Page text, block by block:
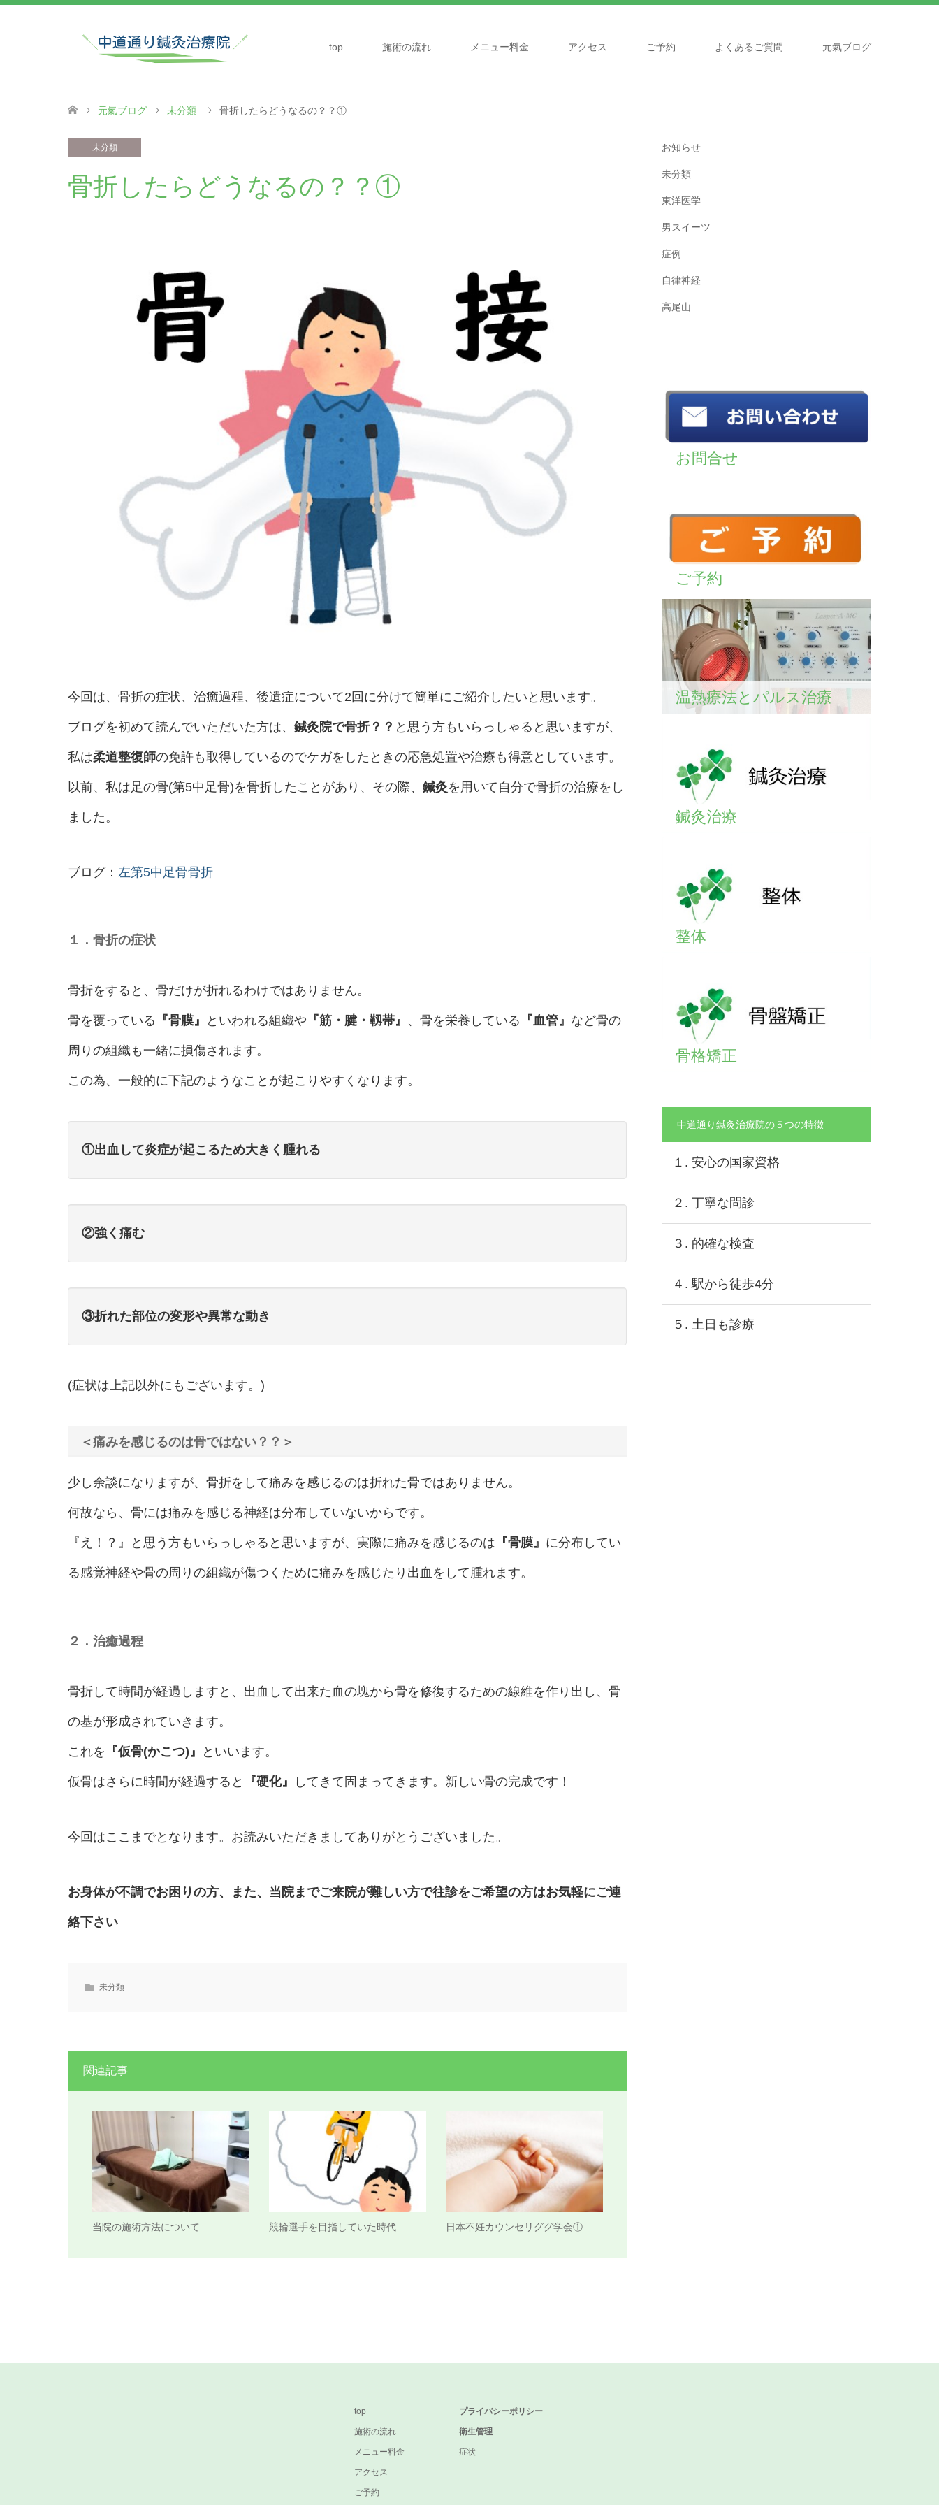
top 施術の流れ メニュー料金 アクセス ご予約 よくあるご質問 元氣ブログ
元氣ブログ 未分類 骨折したらどうなるの？？①
未分類
骨折したらどうなるの？？①
今回は、骨折の症状、治癒過程、後遺症について2回に分けて簡単にご紹介したいと思います。
ブログを初めて読んでいただいた方は、 鍼灸院で骨折？？ と思う方もいらっしゃると思いますが、
私は柔道整復師の免許も取得しているのでケガをしたときの応急処置や治療も得意としています。
以前、私は足の骨(第5中足骨)を骨折したことがあり、その際、 鍼灸を用いて自分で骨折の治療をし
ました。
ブログ： 左第5中足骨骨折
１．骨折の症状
骨折をすると、骨だけが折れるわけではありません。
骨を覆っている 『骨膜』 といわれる組織や 『筋・腱・靱帯』 、骨を栄養している 『血管』 など骨の
周りの組織も一緒に損傷されます。
この為、一般的に下記のようなことが起こりやすくなります。
①出血して炎症が起こるため大きく腫れる
②強く痛む
③折れた部位の変形や異常な動き
(症状は上記以外にもございます。)
＜痛みを感じるのは骨ではない？？＞
少し余談になりますが、骨折をして痛みを感じるのは折れた骨ではありません。
何故なら、骨には痛みを感じる神経は分布していないからです。
『え！？』と思う方もいらっしゃると思いますが、実際に痛みを感じるのは 『骨膜』 に分布してい
る感覚神経や骨の周りの組織が傷つくために痛みを感じたり出血をして腫れます。
２．治癒過程
骨折して時間が経過しますと、出血して出来た血の塊から骨を修復するための線維を作り出し、骨
の基が形成されていきます。
これを 『仮骨(かこつ)』 といいます。
仮骨はさらに時間が経過すると 『硬化』 してきて固まってきます。新しい骨の完成です！
今回はここまでとなります。お読みいただきましてありがとうございました。
お身体が不調でお困りの方、また、当院までご来院が難しい方で往診をご希望の方はお気軽にご連
絡下さい
未分類
関連記事
当院の施術方法について 競輪選手を目指していた時代 日本不妊カウンセリググ学会①
お知らせ
未分類
東洋医学
男スイーツ
症例
自律神経
高尾山
お問合せ
ご予約
温熱療法とパルス治療
鍼灸治療
整体
骨格矯正
中道通り鍼灸治療院の５つの特徴
１. 安心の国家資格
２. 丁寧な問診
３. 的確な検査
４. 駅から徒歩4分
５. 土日も診療
top
施術の流れ
メニュー料金
アクセス
ご予約
プライバシーポリシー
衛生管理
症状